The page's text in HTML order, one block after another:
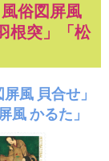
俗図屏風
根突」「松
風 貝合せ」
風 かるた」